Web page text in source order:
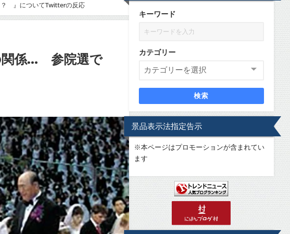
？ 』についてTwitterの反応
関係… 参院選で
キーワード
カテゴリー
検索
景品表示法指定告示
※本ページはプロモーションが含まれてい
ます